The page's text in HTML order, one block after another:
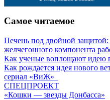
Самое читаемое
Печень под двойной защитой:
желчегонного компонента
Как ученые воплощают идею
Как рождается идея нового
сериал «ВиЖ»
СПЕЦПРОЕКТ
«Кошки — звезды Донбасса»